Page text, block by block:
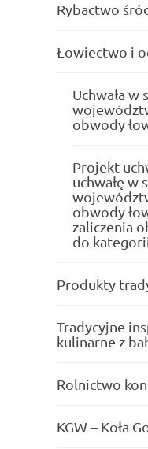
Rybactwo
Łowiectwo i
Uchwała w
obwody
Projekt
uchwałę w
obwody
zaliczenia
do
Produkty
Tradycyjne
kulinarne z
Rolnictwo
KGW – Koła